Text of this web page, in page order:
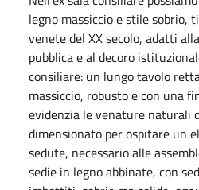
legno massiccio e stile sobrio,
venete del XX secolo, adatti
pubblica e al decoro
consiliare: un lungo tavolo
massiccio, robusto e con una
evidenzia le venature naturali
dimensionato per ospitare un
sedute, necessario alle
sedie in legno abbinate, con